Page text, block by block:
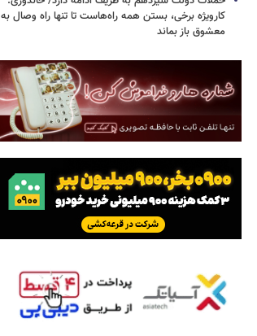
کارویژه برخی، بستن همه راه‌هاست تا تنها راه وصال به
معشوق باز بماند